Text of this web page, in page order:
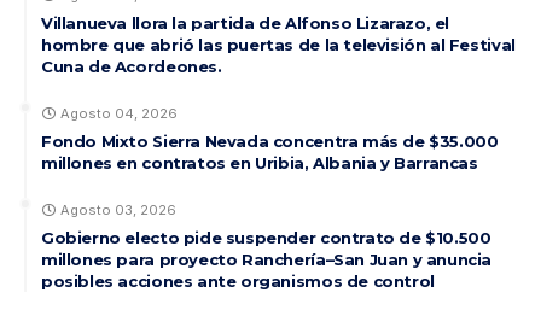
Villanueva llora la partida de Alfonso Lizarazo, el
hombre que abrió las puertas de la televisión al Festival
Cuna de Acordeones.
Agosto 04, 2026
Fondo Mixto Sierra Nevada concentra más de $35.000
millones en contratos en Uribia, Albania y Barrancas
Agosto 03, 2026
Gobierno electo pide suspender contrato de $10.500
millones para proyecto Ranchería–San Juan y anuncia
posibles acciones ante organismos de control